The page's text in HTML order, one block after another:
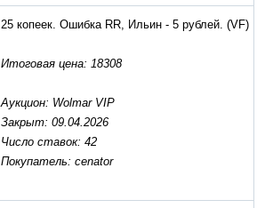
25 копеек. Ошибка RR, Ильин - 5 рублей. (VF)
Итоговая цена: 18308
Аукцион: Wolmar VIP
Закрыт: 09.04.2026
Число ставок: 42
Покупатель: cenator